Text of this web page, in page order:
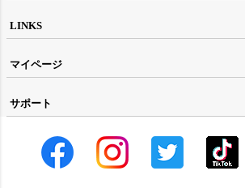
LINKS
マイページ
サポート